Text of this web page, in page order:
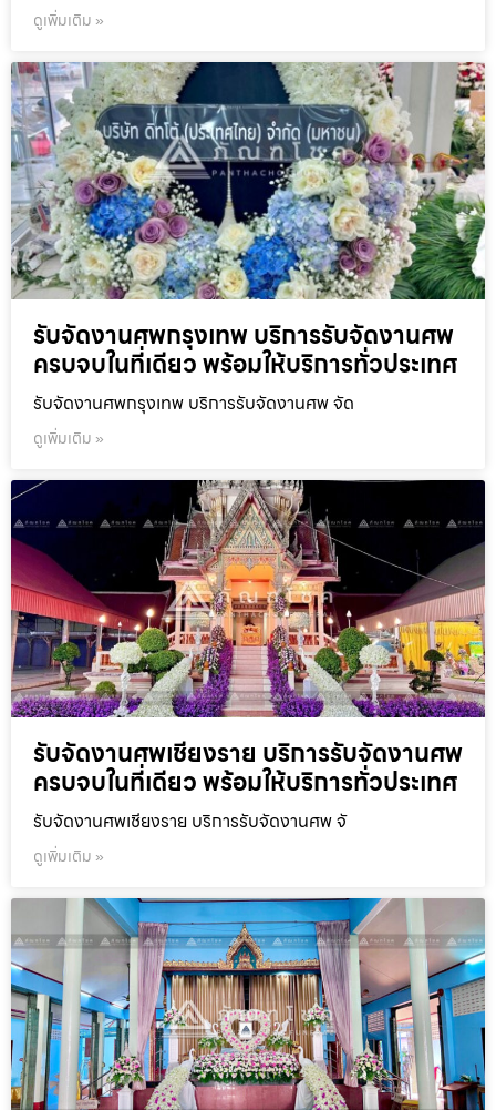
ดูเพิ่มเติม »
รับจัดงานศพกรุงเทพ บริการรับจัดงานศพ
ครบจบในที่เดียว พร้อมให้บริการทั่วประเทศ
รับจัดงานศพกรุงเทพ บริการรับจัดงานศพ จัด
ดูเพิ่มเติม »
รับจัดงานศพเชียงราย บริการรับจัดงานศพ
ครบจบในที่เดียว พร้อมให้บริการทั่วประเทศ
รับจัดงานศพเชียงราย บริการรับจัดงานศพ จั
ดูเพิ่มเติม »